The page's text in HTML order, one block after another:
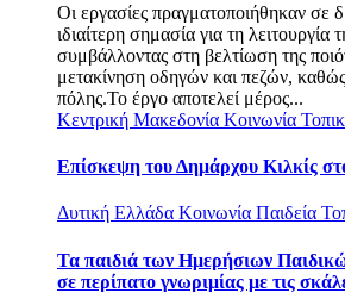
Οι εργασίες πραγματοποιήθηκαν σε
ιδιαίτερη σημασία για τη
συμβάλλοντας στη βελτίωση της
μετακίνηση οδηγών και πεζών,
πόλης.Το έργο αποτελεί μέρος...
Κεντρική Μακεδονία Κοινωνία
Επίσκεψη του Δημάρχου Κιλκίς
Δυτική Ελλάδα Κοινωνία Παιδεία
Τα παιδιά των Ημερήσιων
σε περίπατο γνωριμίας με τις